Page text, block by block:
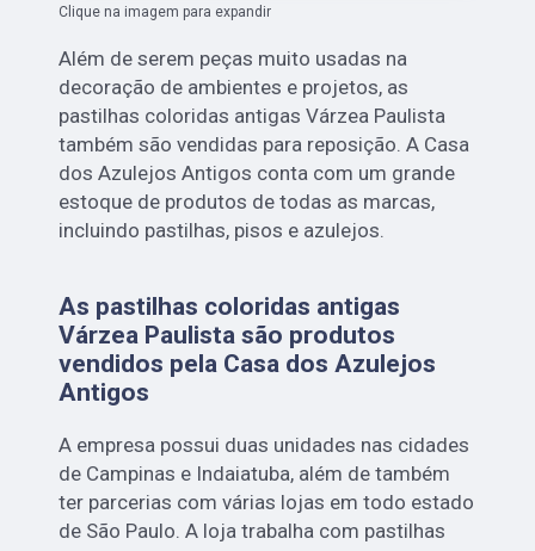
Clique na imagem para expandir
Além de serem peças muito usadas na
decoração de ambientes e projetos, as
pastilhas coloridas antigas Várzea Paulista
também são vendidas para reposição. A Casa
dos Azulejos Antigos conta com um grande
estoque de produtos de todas as marcas,
incluindo pastilhas, pisos e azulejos.
As pastilhas coloridas antigas
Várzea Paulista são produtos
vendidos pela Casa dos Azulejos
Antigos
A empresa possui duas unidades nas cidades
de Campinas e Indaiatuba, além de também
ter parcerias com várias lojas em todo estado
de São Paulo. A loja trabalha com pastilhas